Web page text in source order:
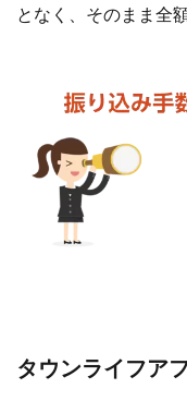
となく、そのまま全
タウンライフア